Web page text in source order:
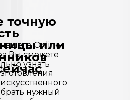
Online-
Вы сможете
узнать
нужный
точную
или